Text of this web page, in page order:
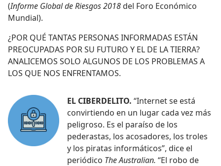
(Informe Global de Riesgos 2018del Foro Económico
Mundial).
¿POR QUÉ TANTAS PERSONAS INFORMADAS ESTÁN
PREOCUPADAS POR SU FUTURO Y EL DE LA TIERRA?
ANALICEMOS SOLO ALGUNOS DE LOS PROBLEMAS A
LOS QUE NOS ENFRENTAMOS.
EL CIBERDELITO. “Internet se está
convirtiendo en un lugar cada vez más
peligroso. Es el paraíso de los
pederastas, los acosadores, los troles
y los piratas informáticos”, dice el
periódico The Australian. “El robo de